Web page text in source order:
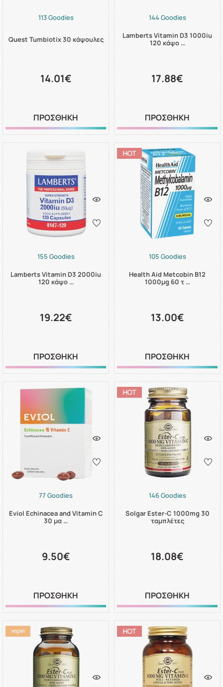
113 Goodies
Quest Tumbiotix 30 κάψουλες
14.01€
ΠΡΟΣΘΗΚΗ
144 Goodies
Lamberts Vitamin D3 1000iu
120 κάψο …
17.88€
ΠΡΟΣΘΗΚΗ
155 Goodies
Lamberts Vitamin D3 2000iu
120 κάψο …
19.22€
ΠΡΟΣΘΗΚΗ
105 Goodies
Health Aid Metcobin B12
1000μg 60 τ …
13.00€
ΠΡΟΣΘΗΚΗ
77 Goodies
Eviol Echinacea and Vitamin C
30 μα …
9.50€
ΠΡΟΣΘΗΚΗ
146 Goodies
Solgar Ester-C 1000mg 30
ταμπλέτες
18.08€
ΠΡΟΣΘΗΚΗ